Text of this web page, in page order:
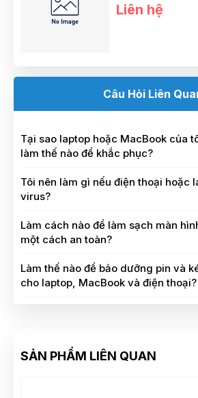
Liên hệ
Câu Hỏi Liên
Tại sao laptop hoặc MacBook của
làm thế nào để khắc phục?
Tôi nên làm gì nếu điện thoại hoặc
virus?
Làm cách nào để làm sạch màn
một cách an toàn?
Làm thế nào để bảo dưỡng pin và
cho laptop, MacBook và điện thoại?
SẢN PHẨM LIÊN QUAN